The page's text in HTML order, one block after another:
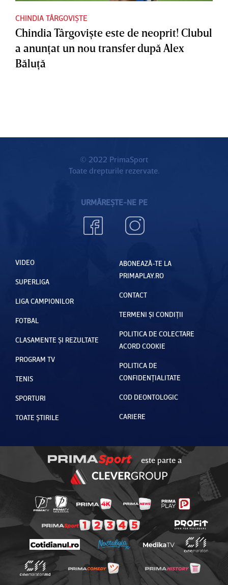
CHINDIA TÂRGOVIȘTE
Chindia Târgovişte este de neoprit! Clubul
a anunţat un nou transfer după Alex
Băluţă
© 2022 PrimaSport
Toate drepturile rezervate.
URMĂREȘTE-NE PE
VIDEO
SUPERLIGA
LIGA CAMPIONILOR
FOTBAL
CLASAMENTE ȘI REZULTATE
PROGRAM TV
TENIS
SPORTURI
TOATE ȘTIRILE
ABONEAZĂ-TE LA
PRIMAPLAY.RO
CONTACT
TERMENI ȘI CONDIȚII
POLITICA DE COLECTARE
ACORD COOKIE
POLITICA DE
CONFIDENȚIALITATE
COD DEONTOLOGIC
CARIERE
este parte a